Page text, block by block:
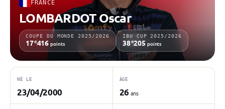
FRANCE
LOMBARDOT Oscar
COUPE DU MONDE 2025/2026
17e416 points
IBU CUP 2025/2026
38e205 points
NÉ LE
23/04/2000
ÂGE
26 ans